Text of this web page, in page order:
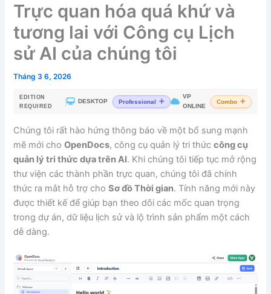
Trực quan hóa quá khứ và
tương lai với Công cụ Lịch
sử AI của chúng tôi
Tháng 3 6, 2026
EDITION
REQUIRED
DESKTOP Professional
VP
ONLINE
Combo
Chúng tôi rất hào hứng thông báo về một bổ sung mạnh
mẽ mới choOpenDocs, công cụ quản lý tri thứccông cụ
quản lý tri thức dựa trên AI. Khi chúng tôi tiếp tục mở rộng
thư viện các thành phần trực quan, chúng tôi đã chính
thức ra mắt hỗ trợ choSơ đồ Thời gian. Tính năng mới này
được thiết kế để giúp bạn theo dõi các mốc quan trọng
trong dự án, dữ liệu lịch sử và lộ trình sản phẩm một cách
dễ dàng.